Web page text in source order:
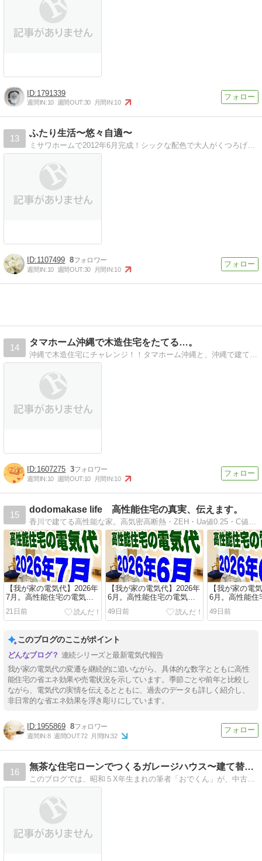
1791339
週間IN:10 週間OUT:30 月間IN:10
13
ふたり生活〜悠々自適〜
ミサワホームで2012年6月完成！シックな配色で大人がくつろげる空間を目指します。
1107499 8
週間IN:10 週間OUT:30 月間IN:10
14
タマホーム沖縄で木造住宅をたてる…。
沖縄で木造住宅にチャレンジ！！タマホーム沖縄と、沖縄で建てる木造住宅のプチ情報です。
1607275 3
週間IN:10 週間OUT:10 月間IN:10
15
dodomakase life 高性能住宅の真実、伝えます。
香川で建てる高性能な家。高気密高断熱・ZEH・Ua値0.25・C値0.3・太陽光発電によるパッシブハウスクラスの無暖房住宅を紹介。
【我が家の電気代】2026年
7月。高性能住宅の電気代
21日前
【我が家の電気代】2026年
6月。高性能住宅の電気代
49日前
【我が家の電
6月。高性能住
49日前
このブログのここがポイント
連続シリーズと最新電気代報告
我が家の電気代の変遷を継続的に追いながら、具体的な数字とともに高性
能住宅の省エネ効果や売電状況を示しています。季節ごとや前年と比較し
ながら、電気代の実情を伝えるとともに、過去のデータも詳しく紹介し、
非日常的な省エネ効果を浮き彫りにしています。
1955869 8
週間IN:8 週間OUT:72 月間IN:32
16
無茶な住宅ローンでつくるガレージハウス〜建て替えログ〜
このブログでは、昭和５X年生まれの筆者「おでくん」が、中古住宅を購入した経緯から、数年後、それを取り壊して新築を建てるところまでの流れや経緯を、時に思い出し、時にリアルタイムにお届けしてまいります。